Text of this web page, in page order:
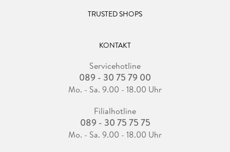
TRUSTED SHOPS
KONTAKT
Servicehotline
089 - 30 75 79 00
Mo. - Sa. 9.00 - 18.00 Uhr
Filialhotline
089 - 30 75 75 75
Mo. - Sa. 9.00 - 18.00 Uhr